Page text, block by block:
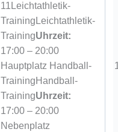
11 Leichtathletik-
Training Leichtathletik-
TrainingUhrzeit:
17:00 – 20:00
Hauptplatz Handball-
Training Handball-
TrainingUhrzeit:
17:00 – 20:00
Nebenplatz